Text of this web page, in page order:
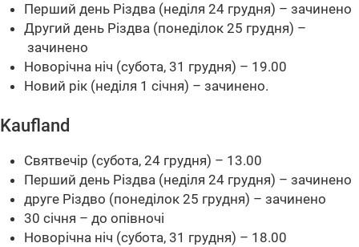
Перший день Різдва (неділя 24 грудня) – зачинено
Другий день Різдва (понеділок 25 грудня) –
зачинено
Новорічна ніч (субота, 31 грудня) – 19.00
Новий рік (неділя 1 січня) – зачинено.
Kaufland
Святвечір (субота, 24 грудня) – 13.00
Перший день Різдва (неділя 24 грудня) – зачинено
друге Різдво (понеділок 25 грудня) – зачинено
30 січня – до опівночі
Новорічна ніч (субота, 31 грудня) – 18.00